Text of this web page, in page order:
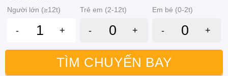
Người lớn (≥12t)
Trẻ em (2-12t) Em bé (0-2t)
- + - + - +
TÌM CHUYẾN BAY